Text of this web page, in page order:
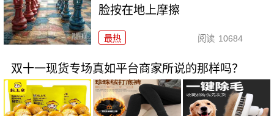
脸按在地上摩擦
最热 阅读 10684
双十一现货专场真如平台商家所说的那样吗？